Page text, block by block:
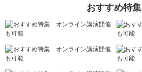
おすすめ特集